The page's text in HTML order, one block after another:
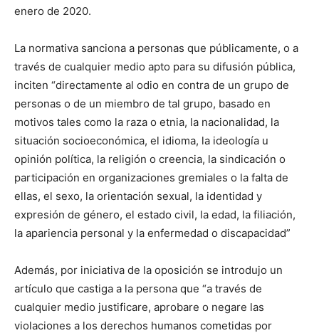
enero de 2020.
La normativa sanciona a personas que públicamente, o a
través de cualquier medio apto para su difusión pública,
inciten “directamente al odio en contra de un grupo de
personas o de un miembro de tal grupo, basado en
motivos tales como la raza o etnia, la nacionalidad, la
situación socioeconómica, el idioma, la ideología u
opinión política, la religión o creencia, la sindicación o
participación en organizaciones gremiales o la falta de
ellas, el sexo, la orientación sexual, la identidad y
expresión de género, el estado civil, la edad, la filiación,
la apariencia personal y la enfermedad o discapacidad”
Además, por iniciativa de la oposición se introdujo un
artículo que castiga a la persona que “a través de
cualquier medio justificare, aprobare o negare las
violaciones a los derechos humanos cometidas por